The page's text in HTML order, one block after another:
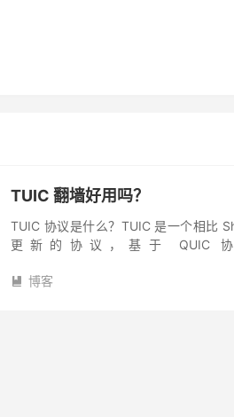
TUIC 翻墙好用吗？
TUIC 协议是什么？TUIC 是一个相比
更新的协议，基于 QUIC
 博客